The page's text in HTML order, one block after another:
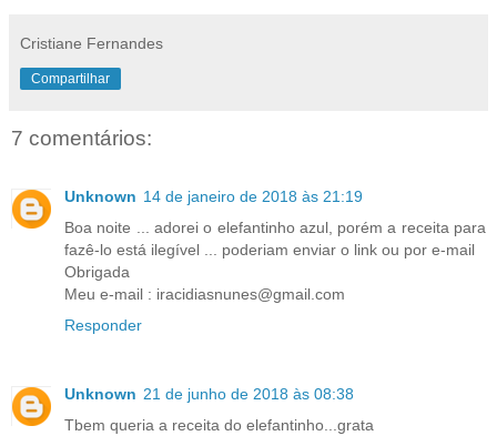
Cristiane Fernandes
Compartilhar
7 comentários:
Unknown 14 de janeiro de 2018 às 21:19
Boa noite ... adorei o elefantinho azul, porém a receita para
fazê-lo está ilegível ... poderiam enviar o link ou por e-mail
Obrigada
Meu e-mail : iracidiasnunes@gmail.com
Responder
Unknown 21 de junho de 2018 às 08:38
Tbem queria a receita do elefantinho...grata